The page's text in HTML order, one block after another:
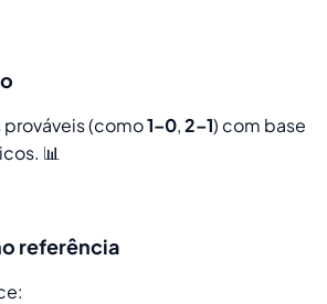
(como1–0,2–1) com base
📊
referência